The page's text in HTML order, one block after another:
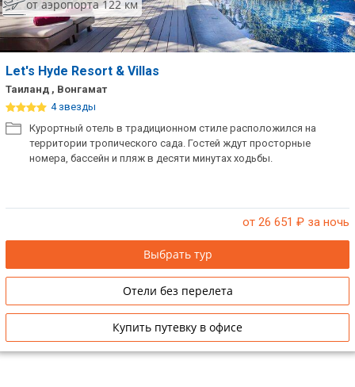
от аэропорта 122 км
Let's Hyde Resort & Villas
Таиланд , Вонгамат
4 звезды
Курортный отель в традиционном стиле расположился на
территории тропического сада. Гостей ждут просторные
номера, бассейн и пляж в десяти минутах ходьбы.
от 26 651 ₽ за ночь
Выбрать тур
Отели без перелета
Купить путевку в офисе